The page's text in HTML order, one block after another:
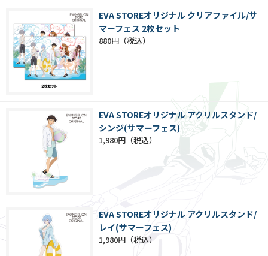
EVA STOREオリジナル クリアファイル/サ
マーフェス 2枚セット
880円
EVA STOREオリジナル アクリルスタンド/
シンジ(サマーフェス)
1,980円
EVA STOREオリジナル アクリルスタンド/
レイ(サマーフェス)
1,980円